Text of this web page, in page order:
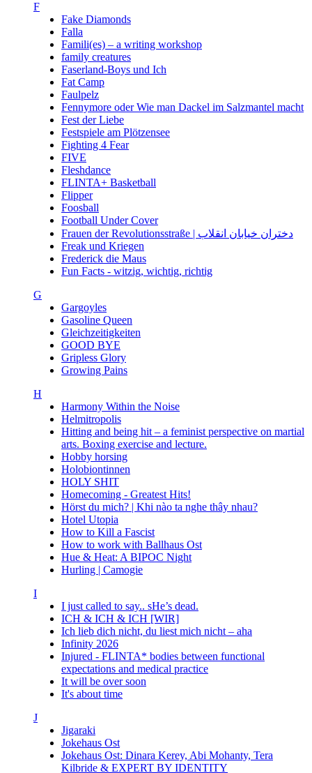
F
Fake Diamonds
Falla
Famili(es) – a writing workshop
family creatures
Faserland-Boys und Ich
Fat Camp
Faulpelz
Fennymore oder Wie man Dackel im Salzmantel macht
Fest der Liebe
Festspiele am Plötzensee
Fighting 4 Fear
FIVE
Fleshdance
FLINTA+ Basketball
Flipper
Foosball
Football Under Cover
Frauen der Revolutionsstraße | دختران خیابان انقلاب
Freak und Kriegen
Frederick die Maus
Fun Facts - witzig, wichtig, richtig
G
Gargoyles
Gasoline Queen
Gleichzeitigkeiten
GOOD BYE
Gripless Glory
Growing Pains
H
Harmony Within the Noise
Helmitropolis
Hitting and being hit – a feminist perspective on martial
arts. Boxing exercise and lecture.
Hobby horsing
Holobiontinnen
HOLY SHIT
Homecoming - Greatest Hits!
Hörst du mich? | Khi nào ta nghe thây nhau?
Hotel Utopia
How to Kill a Fascist
How to work with Ballhaus Ost
Hue & Heat: A BIPOC Night
Hurling | Camogie
I
I just called to say.. sHe’s dead.
ICH & ICH & ICH [WIR]
Ich lieb dich nicht, du liest mich nicht – aha
Infinity 2026
Injured - FLINTA* bodies between functional
expectations and medical practice
It will be over soon
It's about time
J
Jigaraki
Jokehaus Ost
Jokehaus Ost: Dinara Kerey, Abi Mohanty, Tera
Kilbride & EXPERT BY IDENTITY